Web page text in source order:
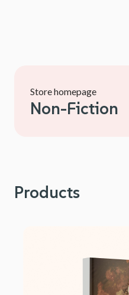
Store homepage
Non-Fiction
Products